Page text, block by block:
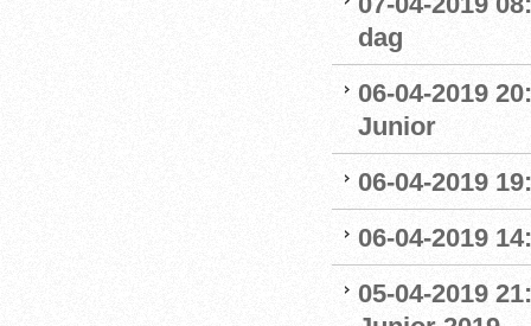
dag
06-04-2019
Junior
06-04-2019
06-04-2019
05-04-2019